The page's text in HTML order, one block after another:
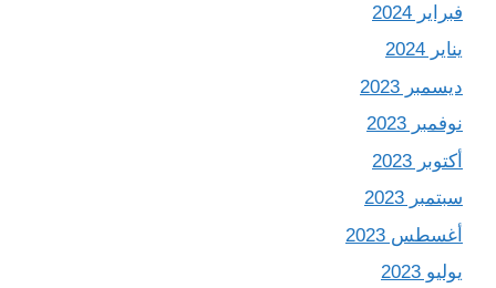
فبراير 2024
يناير 2024
ديسمبر 2023
نوفمبر 2023
أكتوبر 2023
سبتمبر 2023
أغسطس 2023
يوليو 2023